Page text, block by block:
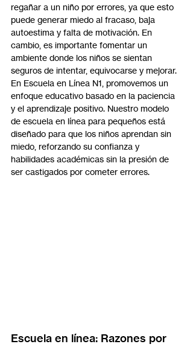
regañar a un niño por errores, ya que esto
puede generar miedo al fracaso, baja
autoestima y falta de motivación. En
cambio, es importante fomentar un
ambiente donde los niños se sientan
seguros de intentar, equivocarse y mejorar.
En Escuela en Línea N1, promovemos un
enfoque educativo basado en la paciencia
y el aprendizaje positivo. Nuestro modelo
de escuela en línea para pequeños está
diseñado para que los niños aprendan sin
miedo, reforzando su confianza y
habilidades académicas sin la presión de
ser castigados por cometer errores.
Escuela en línea: Razones por